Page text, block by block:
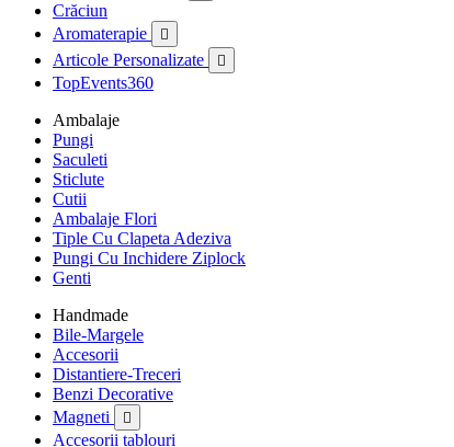
Crăciun
Aromaterapie

Articole Personalizate 
TopEvents360
Ambalaje
Pungi
Saculeti
Sticlute
Cutii
Ambalaje Flori
Tiple Cu Clapeta Adeziva
Pungi Cu Inchidere Ziplock
Genti
Handmade
Bile-Margele
Accesorii
Distantiere-Treceri
Benzi Decorative
Magneti

Accesorii tablouri